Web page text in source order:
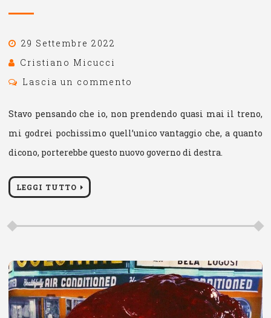
29 Settembre 2022
Cristiano Micucci
Lascia un commento
Stavo pensando che io, non prendendo quasi mai il treno,
mi godrei pochissimo quell’unico vantaggio che, a quanto
dicono, porterebbe questo nuovo governo di destra.
LEGGI TUTTO